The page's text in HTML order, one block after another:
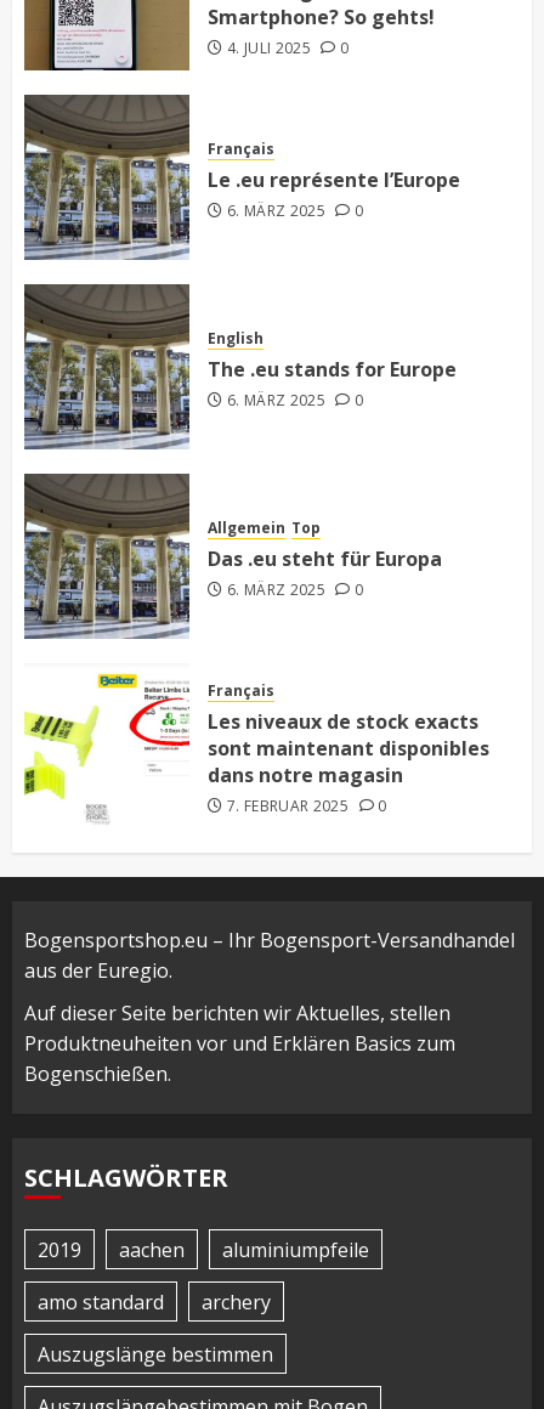
Smartphone? So gehts!
4. JULI 2025 0
Français
Le .eu représente l’Europe
6. MÄRZ 2025 0
English
The .eu stands for Europe
6. MÄRZ 2025 0
Allgemein Top
Das .eu steht für Europa
6. MÄRZ 2025 0
Français
Les niveaux de stock exacts
sont maintenant disponibles
dans notre magasin
7. FEBRUAR 2025 0
Bogensportshop.eu – Ihr Bogensport-Versandhandel
aus der Euregio.
Auf dieser Seite berichten wir Aktuelles, stellen
Produktneuheiten vor und Erklären Basics zum
Bogenschießen.
SCHLAGWÖRTER
2019 aachen
aluminiumpfeile
amo standard
archery
Auszugslänge bestimmen